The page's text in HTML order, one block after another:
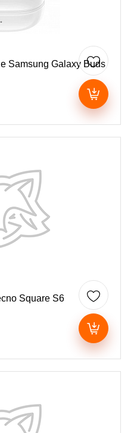
Samsung Galaxy Buds
Square S6